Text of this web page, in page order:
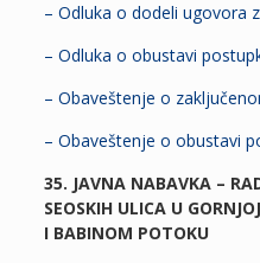
– Odluka o dodeli ugovora
– Odluka o obustavi
– Obaveštenje o
– Obaveštenje o obustavi
35. JAVNA NABAVKA –
SEOSKIH ULICA U
I BABINOM POTOKU